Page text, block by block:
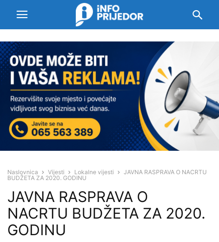
Naslovnica Vijesti Lokalne vijesti
JAVNA RASPRAVA O NACRTU
BUDŽETA ZA 2020. GODINU
JAVNA RASPRAVA O
NACRTU BUDŽETA ZA 2020.
GODINU